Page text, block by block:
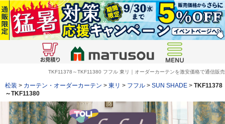
TKF11378～TKF11380 フフル 東リ｜オーダーカーテンを激安価格で通信販売
松装 > カーテン・オーダーカーテン > 東リ > フフル > SUN SHADE > TKF11378
～TKF11380